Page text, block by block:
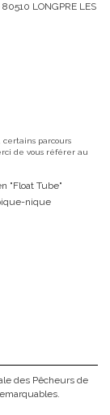
LONGPRE LES
certains parcours
de vous référer au
"Float Tube"
nique
des Pêcheurs de